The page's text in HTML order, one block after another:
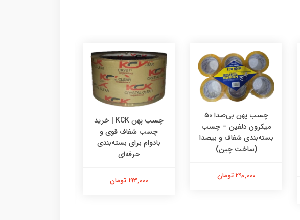
چسب پهن بی‌صدا ۵۰
میکرون دلفین – چسب
بسته‌بندی شفاف و بیصدا
(ساخت چین)
290,000 تومان
چسب پهن KCK | خرید
چسب شفاف قوی و
بادوام برای بسته‌بندی
حرفه‌ای
193,000 تومان